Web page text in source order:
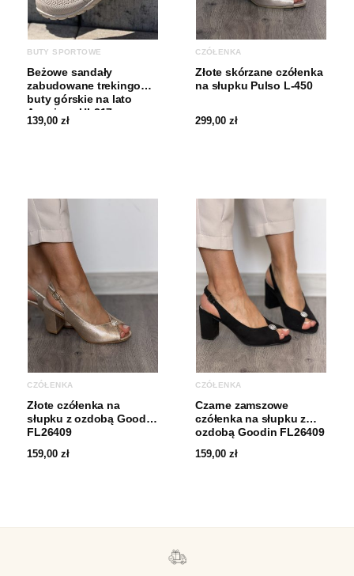
BUTY SPORTOWE
Beżowe sandały
zabudowane trekingowe
buty górskie na lato
American HL217
139,00zł
CZÓŁENKA
Złote skórzane czółenka
na słupku Pulso L-450
299,00zł
CZÓŁENKA
Złote czółenka na
słupku z ozdobą Goodin
FL26409
159,00zł
CZÓŁENKA
Czarne zamszowe
czółenka na słupku z
ozdobą Goodin FL26409
159,00zł